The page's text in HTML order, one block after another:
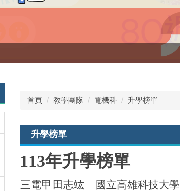
首頁 教學團隊 電機科 升學榜單
升學榜單
113年升學榜單
三電甲 田志竑 國立高雄科技大學